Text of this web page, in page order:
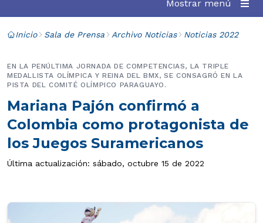
Mostrar menú
Inicio Sala de Prensa Archivo Noticias Noticias 2022
Mariana Pajón confirmó a
Colombia como protagonista de
los Juegos Suramericanos
EN LA PENÚLTIMA JORNADA DE COMPETENCIAS, LA TRIPLE
MEDALLISTA OLÍMPICA Y REINA DEL BMX, SE CONSAGRÓ EN LA
PISTA DEL COMITÉ OLÍMPICO PARAGUAYO.
Última actualización: sábado, octubre 15 de 2022